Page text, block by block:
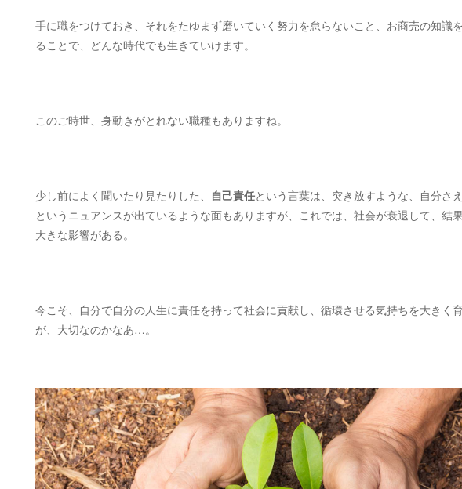
手に職をつけておき、それをたゆまず磨いていく努力を怠らないこと、お商売の知識
ることで、どんな時代でも生きていけます。
このご時世、身動きがとれない職種もありますね。
少し前によく聞いたり見たりした、 自己責任という言葉は、突き放すような、自分さ
というニュアンスが出ているような面もありますが、これでは、社会が衰退して、結
大きな影響がある。
今こそ、自分で自分の人生に責任を持って社会に貢献し、循環させる気持ちを大きく
が、大切なのかなあ…。